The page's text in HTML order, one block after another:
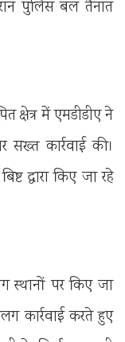
पुलिस बल तैनात
क्षेत्र में एमडीडीए ने
कार्रवाई की।
द्वारा किए जा रहे
स्थानों पर किए जा
कार्रवाई करते हुए